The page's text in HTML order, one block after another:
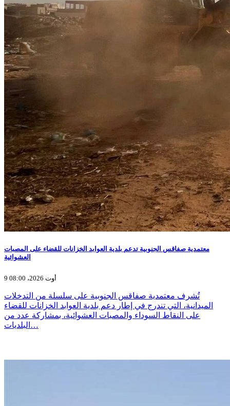
معتمدية صفاقس الجنوبية تدعم بلدية العوابد الخزانات للقضاء على المصبات
العشوائية
9 أوت 2026، 08:00
تُشرف معتمدية صفاقس الجنوبية على سلسلة من التدخلات
الميدانية، التي تندرج في إطار دعم بلدية العوابد الخزانات للقضاء
على النقاط السوداء والمصبات العشوائية، بمشاركة عدد من
البلديات…